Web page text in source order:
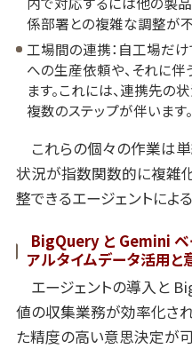
係部署との複雑な調整が不
工場間の連携：自工場だ
への生産依頼や、それに
ます。これには、連携先の
複数のステップが伴います。
これらの個々の作業は単
状況が指数関数的に複雑
整できるエージェントによ
BigQuery と Gemini ベ
アルタイムデータ活用
エージェントの導入と
値の収集業務が効率化さ
た精度の高い意思決定が可